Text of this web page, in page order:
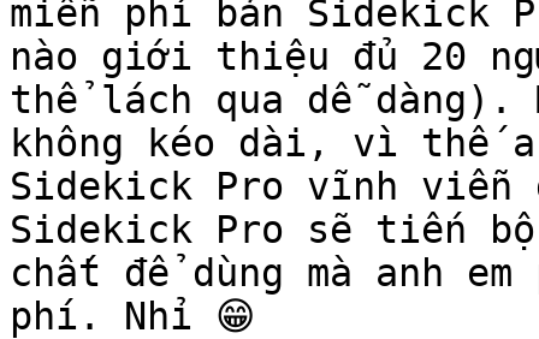
miễn phí bản Sidekick
nào giới thiệu đủ 20
thể lách qua dễ dàng).
không kéo dài, vì thế
Sidekick Pro vĩnh viễn
Sidekick Pro sẽ tiến
chất để dùng mà anh
phí. Nhỉ 😁